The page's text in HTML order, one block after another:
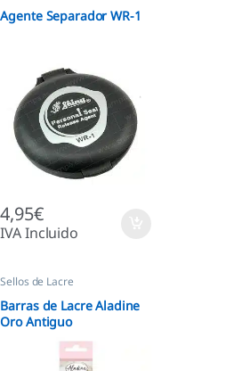
Agente Separador WR-1
4,95€
IVA Incluido
Sellos de Lacre
Barras de Lacre Aladine
Oro Antiguo